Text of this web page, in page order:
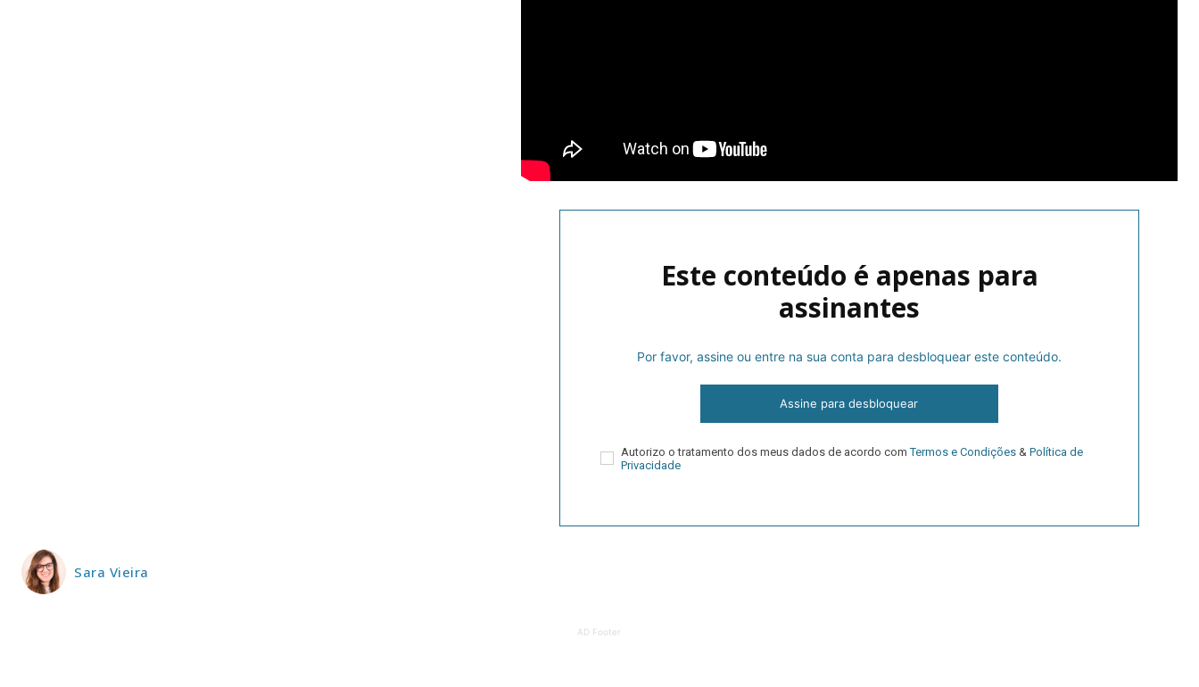
Planos de Assinatura
Faça-se assinante do Região de Cister e ajude-nos a manter este serviço público!
Escolha o plano de assinatura desejado:
Este conteúdo é apenas para
assinantes
Por favor, assine ou entre na sua conta para desbloquear este conteúdo.
Assine para desbloquear
Autorizo o tratamento dos meus dados de acordo comTermos e Condições & Política de
Privacidade
Sara Vieira
AD Footer